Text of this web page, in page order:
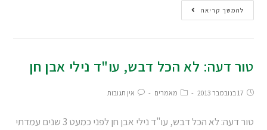
להמשך קריאה
טור דעה: לא הכל דבש, עו"ד נילי אבן חן
17 בנובמבר 2013 מאמרים אין תגובות
טור דעה: לא הכל דבש, עו"ד נילי אבן חן לפני כמעט 3 שנים עמדתי